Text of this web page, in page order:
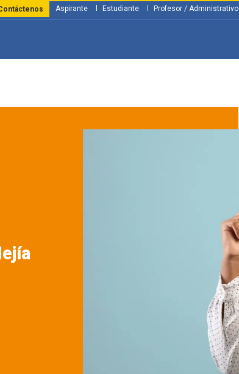
Aspirante Estudiante Profesor / Administrativo